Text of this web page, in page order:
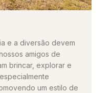
e a diversão devem
amigos de
brincar, explorar e
um estilo de